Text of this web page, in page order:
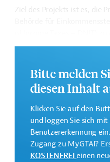
Ziel des Projekts ist es, die
Kapazität für Steuer- und
Weitere Informationen zu
finden Sie auf der
GTAI informiert über die IDB
und praktische Hinweise
Geberbeitrag:
30 Millionen US-Dollar
Bitte melden
diesen Inhalt
Klicken Sie auf den
und loggen Sie sich mit
Benutzererkennung
Zugang zu MyGTAI?
KOSTENFREIeinen